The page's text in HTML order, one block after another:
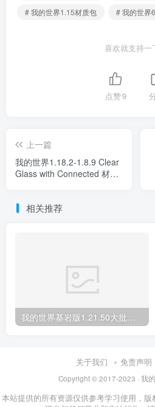
# 我的世界1.15材质包
# 我的世界
喜欢就支持一
点赞9
上一篇
我的世界1.18.2-1.8.9 Clear
Glass with Connected 材质
相关推荐
我的世界基岩版1.21.50大批量合成 Mass Crafter 材质包下载
关于我们 免责声明
Copyright © 2017-2023 · 我
本站提供的所有资源仅供参考学习使用，